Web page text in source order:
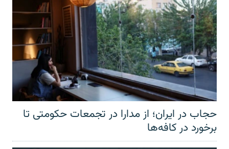
حجاب در ایران؛ از مدارا در تجمعات حکومتی تا
برخورد در کافه‌ها